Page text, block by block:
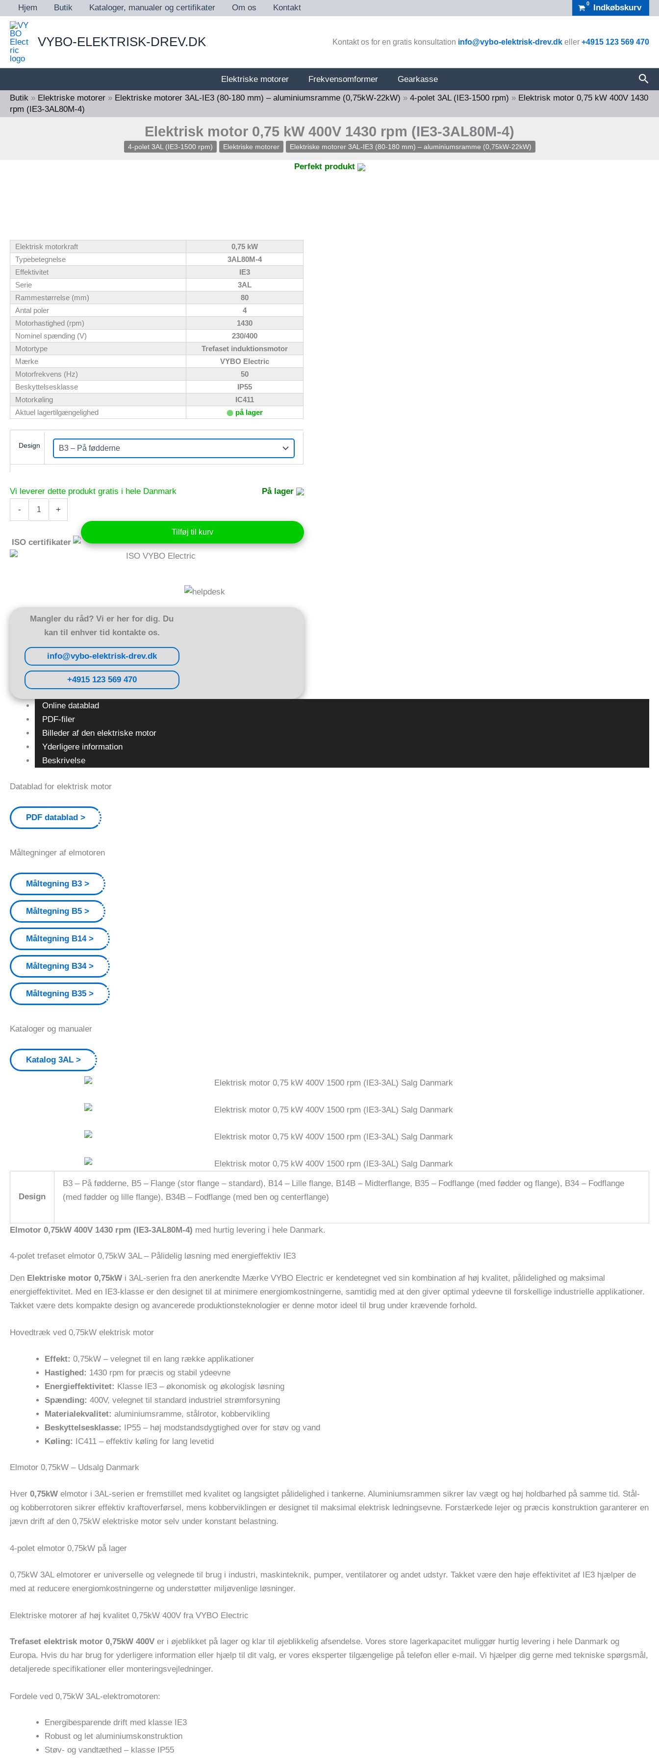
indholdet
Hjem Butik Kataloger, manualer og certifikater Om os Kontakt Indkøbskurv
VYBO-ELEKTRISK-DREV.DK Kontakt os for en gratis konsultation info@vybo-elektrisk-drev.dk eller +4915 123 569 470
Elektriske motorer Frekvensomformer Gearkasse Søg
Butik » Elektriske motorer » Elektriske motorer 3AL-IE3 (80-180 mm) – aluminiumsramme (0,75kW-22kW) » 4-polet 3AL (IE3-1500 rpm) » Elektrisk motor 0,75 kW 400V 1430
rpm (IE3-3AL80M-4)
Elektrisk motor 0,75 kW 400V 1430 rpm (IE3-3AL80M-4)
4-polet 3AL (IE3-1500 rpm) Elektriske motorer Elektriske motorer 3AL-IE3 (80-180 mm) – aluminiumsramme (0,75kW-22kW)
Perfekt produkt
Elektrisk motorkraft
0,75 kW
Typebetegnelse
3AL80M-4
Effektivitet
IE3
Serie
3AL
Rammestørrelse (mm)
80
Antal poler
4
Motorhastighed (rpm)
1430
Nominel spænding (V)
230/400
Motortype
Trefaset induktionsmotor
Mærke
VYBO Electric
Motorfrekvens (Hz)
50
Beskyttelsesklasse
IP55
Motorkøling
IC411
Aktuel lagertilgængelighed
på lager
Design
På lager
-
Elektrisk
motor
0,75
400V
1430
+
Tilføj til kurv
ISO certifikater
Mangler du råd? Vi er her for dig. Du
kan til enhver tid kontakte os.
info@vybo-elektrisk-drev.dk
+4915 123 569 470
Online datablad
PDF-filer
Billeder af den elektriske motor
Yderligere information
Beskrivelse
Datablad for elektrisk motor
PDF datablad
Måltegninger af elmotoren
Måltegning B3
Måltegning B5
Måltegning B14
Måltegning B34
Måltegning B35
Kataloger og manualer
Katalog 3AL
Design
B3 – På fødderne, B5 – Flange (stor flange – standard), B14 – Lille flange, B14B – Midterflange, B35 – Fodflange (med fødder og flange), B34 – Fodflange
(med fødder og lille flange), B34B – Fodflange (med ben og centerflange)
Elmotor 0,75kW 400V 1430 rpm (IE3-3AL80M-4) med hurtig levering i hele Danmark.
4-polet trefaset elmotor 0,75kW 3AL – Pålidelig løsning med energieffektiv IE3
Den Elektriske motor 0,75kW i 3AL-serien fra den anerkendte Mærke VYBO Electric er kendetegnet ved sin kombination af høj kvalitet, pålidelighed og maksimal
energieffektivitet. Med en IE3-klasse er den designet til at minimere energiomkostningerne, samtidig med at den giver optimal ydeevne til forskellige industrielle applikationer.
Takket være dets kompakte design og avancerede produktionsteknologier er denne motor ideel til brug under krævende forhold.
Hovedtræk ved 0,75kW elektrisk motor
Effekt: 0,75kW – velegnet til en lang række applikationer
Hastighed: 1430 rpm for præcis og stabil ydeevne
Energieffektivitet: Klasse IE3 – økonomisk og økologisk løsning
Spænding: 400V, velegnet til standard industriel strømforsyning
Materialekvalitet: aluminiumsramme, stålrotor, kobbervikling
Beskyttelsesklasse: IP55 – høj modstandsdygtighed over for støv og vand
Køling: IC411 – effektiv køling for lang levetid
Elmotor 0,75kW – Udsalg Danmark
Hver 0,75kW elmotor i 3AL-serien er fremstillet med kvalitet og langsigtet pålidelighed i tankerne. Aluminiumsrammen sikrer lav vægt og høj holdbarhed på samme tid. Stål-
og kobberrotoren sikrer effektiv kraftoverførsel, mens kobberviklingen er designet til maksimal elektrisk ledningsevne. Forstærkede lejer og præcis konstruktion garanterer en
jævn drift af den 0,75kW elektriske motor selv under konstant belastning.
4-polet elmotor 0,75kW på lager
0,75kW 3AL elmotorer er universelle og velegnede til brug i industri, maskinteknik, pumper, ventilatorer og andet udstyr. Takket være den høje effektivitet af IE3 hjælper de
med at reducere energiomkostningerne og understøtter miljøvenlige løsninger.
Elektriske motorer af høj kvalitet 0,75kW 400V fra VYBO Electric
Trefaset elektrisk motor 0,75kW 400V er i øjeblikket på lager og klar til øjeblikkelig afsendelse. Vores store lagerkapacitet muliggør hurtig levering i hele Danmark og
Europa. Hvis du har brug for yderligere information eller hjælp til dit valg, er vores eksperter tilgængelige på telefon eller e-mail. Vi hjælper dig gerne med tekniske spørgsmål,
detaljerede specifikationer eller monteringsvejledninger.
Fordele ved 0,75kW 3AL-elektromotoren:
Energibesparende drift med klasse IE3
Robust og let aluminiumskonstruktion
Støv- og vandtæthed – klasse IP55